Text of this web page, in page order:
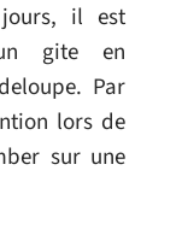
il est
gite en
Par
lors de
sur une